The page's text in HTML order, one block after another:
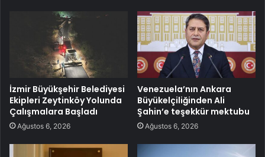
İzmir Büyükşehir Belediyesi
Ekipleri Zeytinköy Yolunda
Çalışmalara Başladı
Ağustos 6, 2026
Venezuela’nın Ankara
Büyükelçiliğinden Ali
Şahin’e teşekkür mektubu
Ağustos 6, 2026